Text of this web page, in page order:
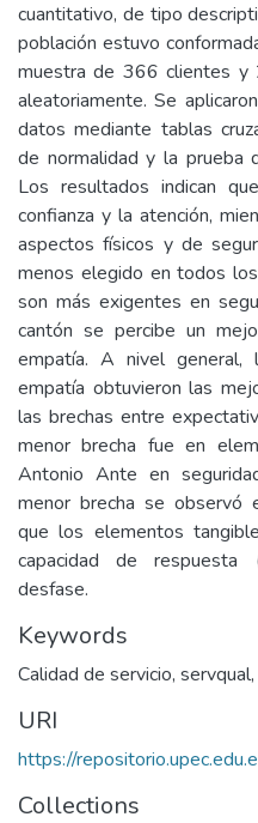
cuantitativo, de tipo
población estuvo
muestra de 366 clientes y
aleatoriamente. Se
datos mediante tablas
de normalidad y la prueba
Los resultados indican
confianza y la atención,
aspectos físicos y de
menos elegido en todos
son más exigentes en
cantón se percibe un
empatía. A nivel
empatía obtuvieron las
las brechas entre
menor brecha fue en
Antonio Ante en
menor brecha se observó
que los elementos
capacidad de
desfase.
Keywords
Calidad de servicio,
URI
https://
Collections